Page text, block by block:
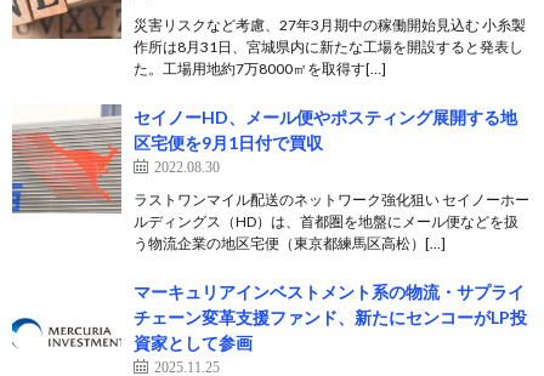
災害リスクなど考慮、27年3月期中の稼働開始見込む 小糸製
作所は8月31日、宮城県内に新たな工場を開設すると発表し
た。工場用地約7万8000㎡を取得す[…]
セイノーHD、メール便やポスティング展開する地
区宅便を9月1日付で買収
2022.08.30
ラストワンマイル配送のネットワーク強化狙い セイノーホー
ルディングス（HD）は、首都圏を地盤にメール便などを扱
う物流企業の地区宅便（東京都練馬区高松）[…]
マーキュリアインベストメント系の物流・サプライ
チェーン変革支援ファンド、新たにセンコーがLP投
資家として参画
2025.11.25